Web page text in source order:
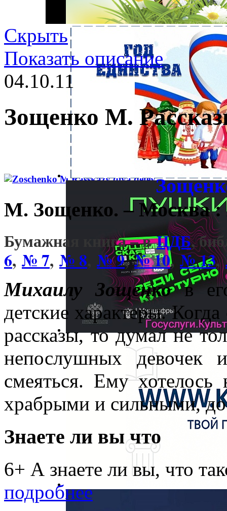
Скрыть
Показать описание
04.10.11
Зощенко М.
М. Зощенко. – Москва :
Бумажная книга – вЦДБ,
6, № 7, № 8 № 9,№ 10,№ 13,
Михаилу Зощенков
детские характеры.
рассказы, то думал не
непослушных девочек
смеяться. Ему
храбрыми и сильными,
Знаете ли вы что
6+ А знаете ли вы, что
подробнее